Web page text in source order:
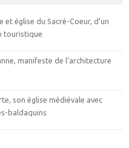
et église du Sacré-Coeur, d’un
touristique
manifeste de l’architecture
son église médiévale avec
baldaquins